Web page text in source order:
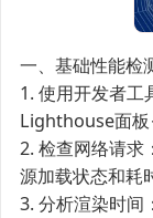
一、基础性能检
1. 使用开发者
Lighthouse面板
2. 检查网络请
源加载状态和耗
3. 分析渲染时